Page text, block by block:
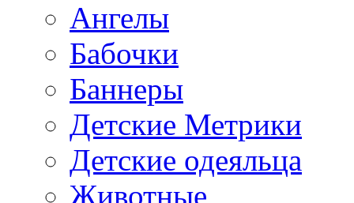
Ангелы
Бабочки
Баннеры
Детские Метрики
Детские одеяльца
Животные